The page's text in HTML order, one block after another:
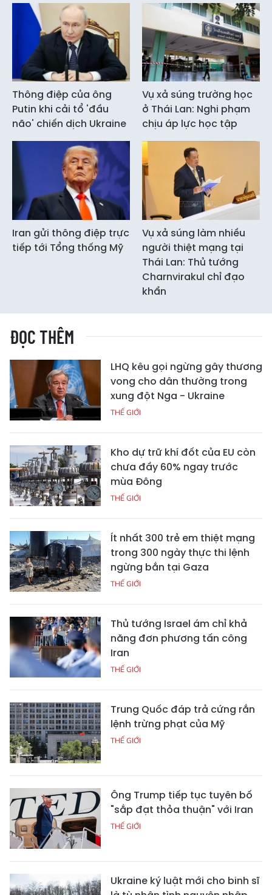
Thông điệp của ông
Putin khi cải tổ 'đầu
não' chiến dịch Ukraine
Vụ xả súng trường học
ở Thái Lan: Nghi phạm
chịu áp lực học tập
Iran gửi thông điệp trực
tiếp tới Tổng thống Mỹ
Vụ xả súng làm nhiều
người thiệt mạng tại
Thái Lan: Thủ tướng
Charnvirakul chỉ đạo
khẩn
ĐỌC THÊM
LHQ kêu gọi ngừng gây thương
vong cho dân thường trong
xung đột Nga - Ukraine
THẾ GIỚI
Kho dự trữ khí đốt của EU còn
chưa đầy 60% ngay trước
mùa Đông
THẾ GIỚI
Ít nhất 300 trẻ em thiệt mạng
trong 300 ngày thực thi lệnh
ngừng bắn tại Gaza
THẾ GIỚI
Thủ tướng Israel ám chỉ khả
năng đơn phương tấn công
Iran
THẾ GIỚI
Trung Quốc đáp trả cứng rắn
lệnh trừng phạt của Mỹ
THẾ GIỚI
Ông Trump tiếp tục tuyên bố
"sắp đạt thỏa thuận" với Iran
THẾ GIỚI
Ukraine ký luật mới cho binh sĩ